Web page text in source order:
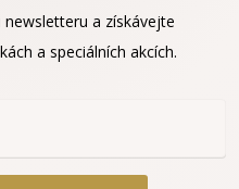
a získávejte
a speciálních akcích.